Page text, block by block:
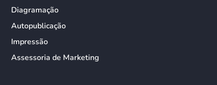
Diagramação
Autopublicação
Impressão
Assessoria de Marketing